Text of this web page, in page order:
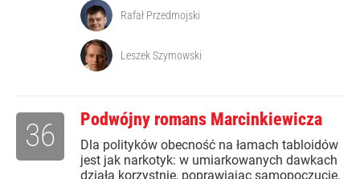
Rafał Przedmojski
Leszek Szymowski
Podwójny romans Marcinkiewicza
Dla polityków obecność na łamach tabloidów
jest jak narkotyk: w umiarkowanych dawkach
działa korzystnie, poprawiając samopoczucie.
36